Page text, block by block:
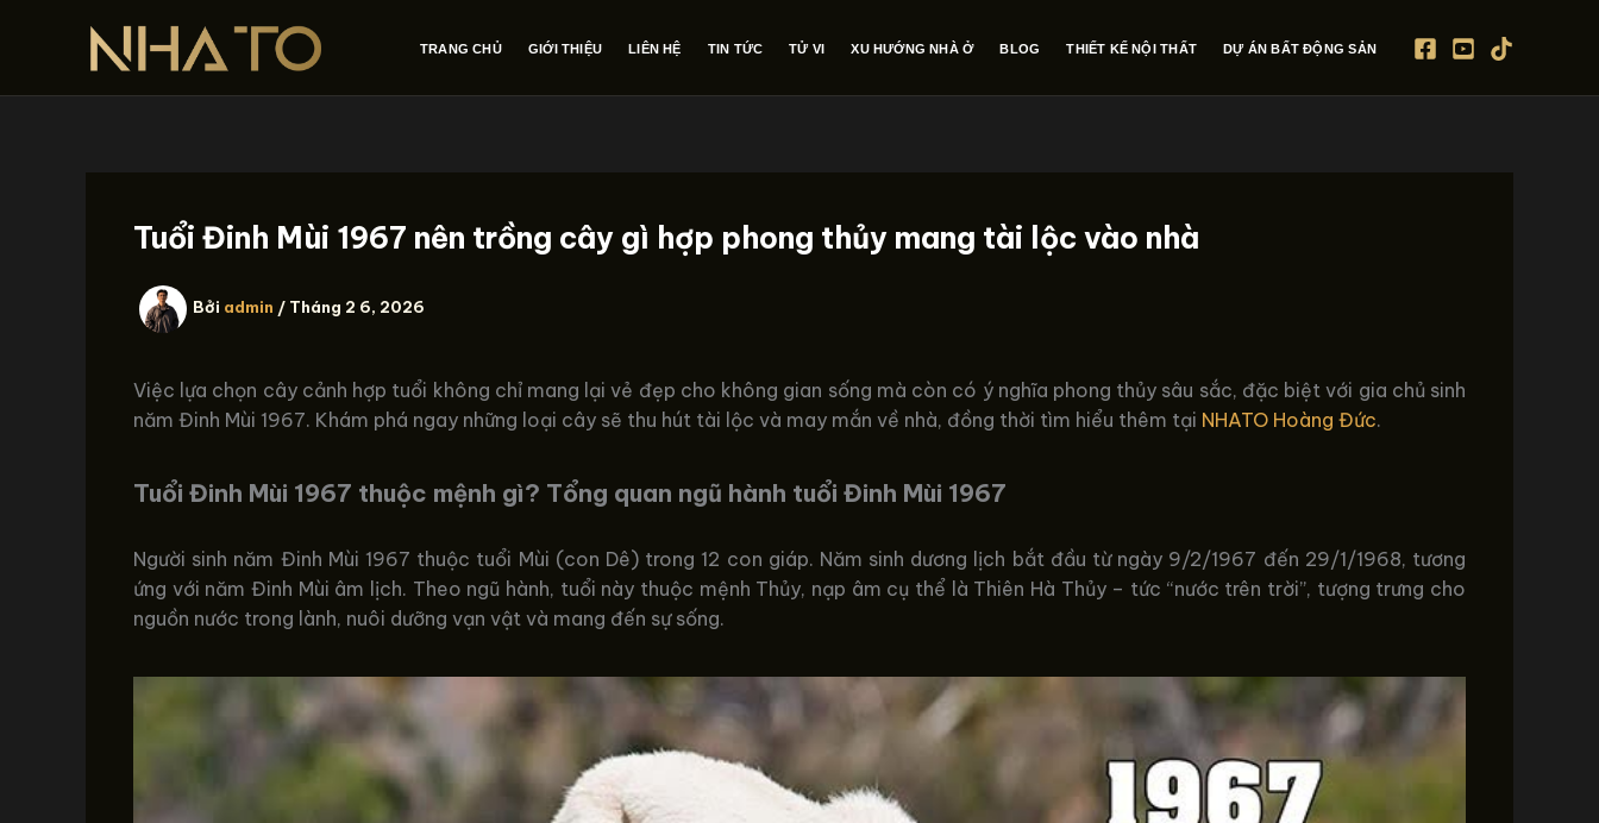
dung
TRANG CHỦ GIỚI THIỆU LIÊN HỆ TIN TỨC TỬ VI XU HƯỚNG NHÀ Ở BLOG THIẾT KẾ NỘI THẤT DỰ ÁN BẤT ĐỘNG SẢN
Tuổi Đinh Mùi 1967 nên trồng cây gì hợp phong thủy mang tài lộc vào nhà
Bởi admin / Tháng 2 6, 2026
Việc lựa chọn cây cảnh hợp tuổi không chỉ mang lại vẻ đẹp cho không gian sống mà còn có ý nghĩa phong thủy sâu sắc, đặc biệt với gia chủ sinh
năm Đinh Mùi 1967. Khám phá ngay những loại cây sẽ thu hút tài lộc và may mắn về nhà, đồng thời tìm hiểu thêm tại NHATO Hoàng Đức.
Tuổi Đinh Mùi 1967 thuộc mệnh gì? Tổng quan ngũ hành tuổi Đinh Mùi 1967
Người sinh năm Đinh Mùi 1967 thuộc tuổi Mùi (con Dê) trong 12 con giáp. Năm sinh dương lịch bắt đầu từ ngày 9/2/1967 đến 29/1/1968, tương
ứng với năm Đinh Mùi âm lịch. Theo ngũ hành, tuổi này thuộc mệnh Thủy, nạp âm cụ thể là Thiên Hà Thủy – tức “nước trên trời”, tượng trưng cho
nguồn nước trong lành, nuôi dưỡng vạn vật và mang đến sự sống.